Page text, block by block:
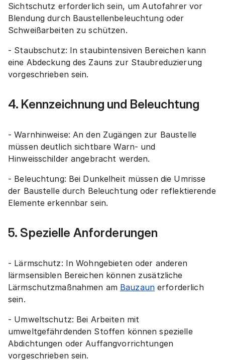
Sichtschutz erforderlich sein, um Autofahrer vor
Blendung durch Baustellenbeleuchtung oder
Schweißarbeiten zu schützen.
- Staubschutz: In staubintensiven Bereichen kann
eine Abdeckung des Zauns zur Staubreduzierung
vorgeschrieben sein.
4. Kennzeichnung und Beleuchtung
- Warnhinweise: An den Zugängen zur Baustelle
müssen deutlich sichtbare Warn- und
Hinweisschilder angebracht werden.
- Beleuchtung: Bei Dunkelheit müssen die Umrisse
der Baustelle durch Beleuchtung oder reflektierende
Elemente erkennbar sein.
5. Spezielle Anforderungen
- Lärmschutz: In Wohngebieten oder anderen
lärmsensiblen Bereichen können zusätzliche
Lärmschutzmaßnahmen am Bauzaunerforderlich
sein.
- Umweltschutz: Bei Arbeiten mit
umweltgefährdenden Stoffen können spezielle
Abdichtungen oder Auffangvorrichtungen
vorgeschrieben sein.